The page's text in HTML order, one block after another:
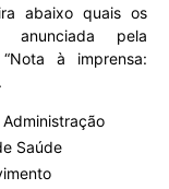
abaixo quais os
anunciada pela
à imprensa:
Saúde